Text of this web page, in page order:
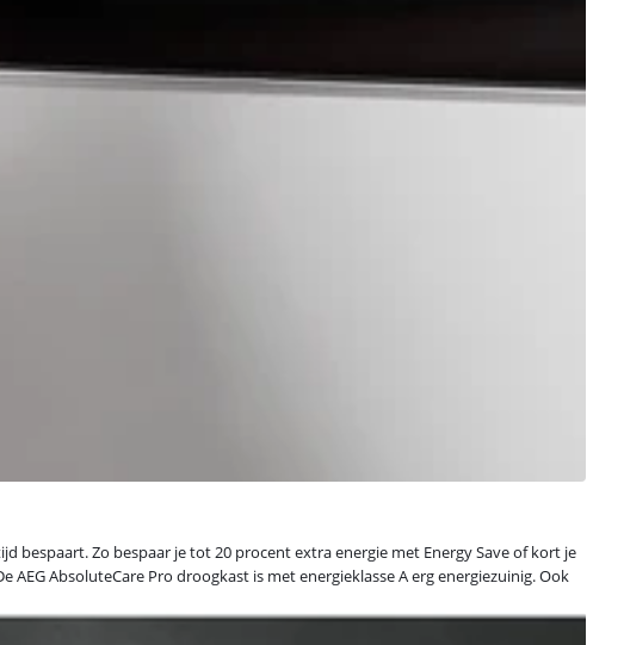
bespaart. Zo bespaar je tot 20 procent extra energie met Energy Save of kort je
AbsoluteCare Pro droogkast is met energieklasse A erg energiezuinig. Ook